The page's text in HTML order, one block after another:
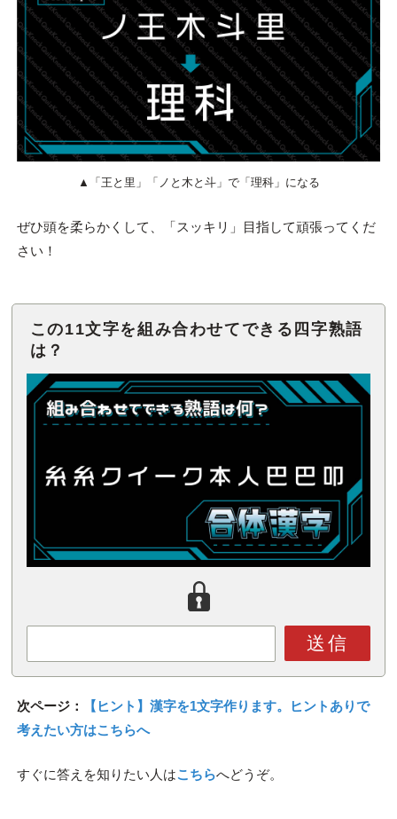
▲「王と里」「ノと木と斗」で「理科」になる
ぜひ頭を柔らかくして、「スッキリ」目指して頑張ってくだ
さい！
この11文字を組み合わせてできる四字熟語
は？
送信
次ページ：
【ヒント】漢字を1文字作ります。ヒントありで
考えたい方はこちらへ
すぐに答えを知りたい人はこちらへどうぞ。